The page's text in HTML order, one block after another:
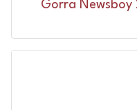
Gorra Newsboy